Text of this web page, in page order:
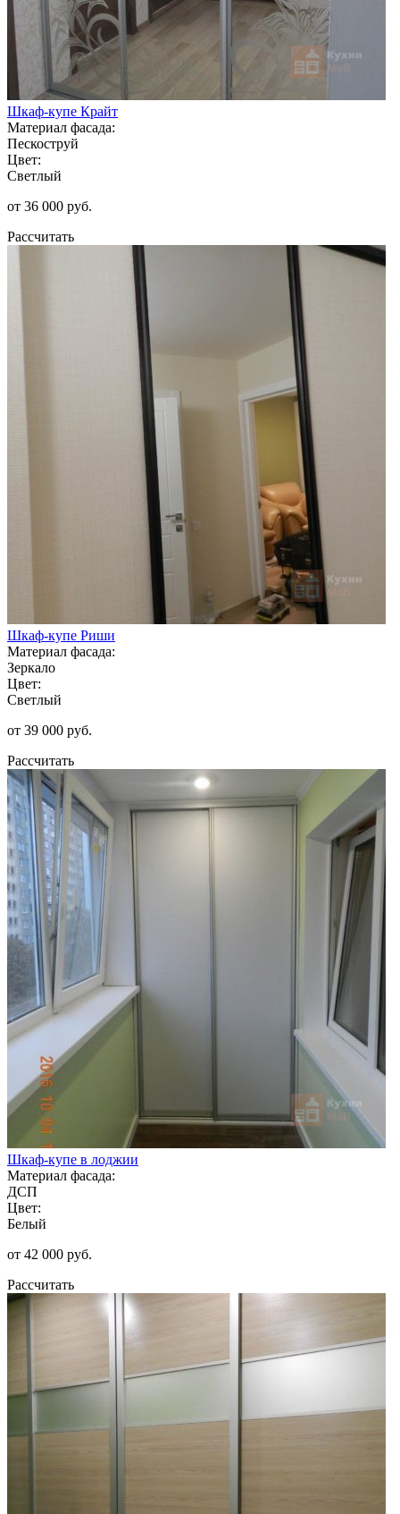
Шкаф-купе Крайт
Материал фасада:
Пескоструй
Цвет:
Светлый
от 36 000 руб.
Рассчитать
Шкаф-купе Риши
Материал фасада:
Зеркало
Цвет:
Светлый
от 39 000 руб.
Рассчитать
Шкаф-купе в лоджии
Материал фасада:
ДСП
Цвет:
Белый
от 42 000 руб.
Рассчитать